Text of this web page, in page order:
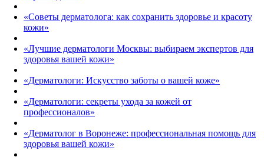
«Советы дерматолога: как сохранить здоровье и красоту
кожи»
«Лучшие дерматологи Москвы: выбираем экспертов для
здоровья вашей кожи»
«Дерматологи: Искусство заботы о вашей коже»
«Дерматологи: секреты ухода за кожей от
профессионалов»
«Дерматолог в Воронеже: профессиональная помощь для
здоровья вашей кожи»